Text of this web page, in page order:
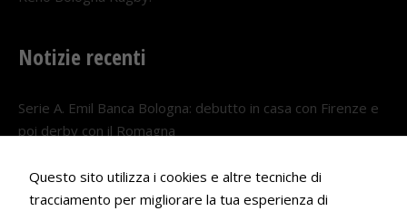
Notizie recenti
Serie A. Emil Banca Bologna: debutto in casa con Firenze e
poi derby con il Romagna
Serie A. Il Bologna nel girone veneto
Questo sito utilizza i cookies e altre tecniche di
tracciamento per migliorare la tua esperienza di